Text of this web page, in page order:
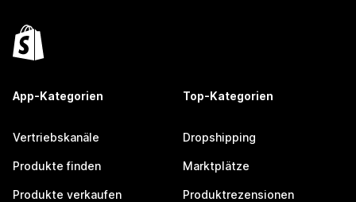
App-Kategorien
Vertriebskanäle
Produkte finden
Produkte verkaufen
Top-Kategorien
Dropshipping
Marktplätze
Produktrezensionen